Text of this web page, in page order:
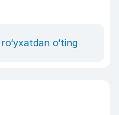
ro‘yxatdan o‘ting